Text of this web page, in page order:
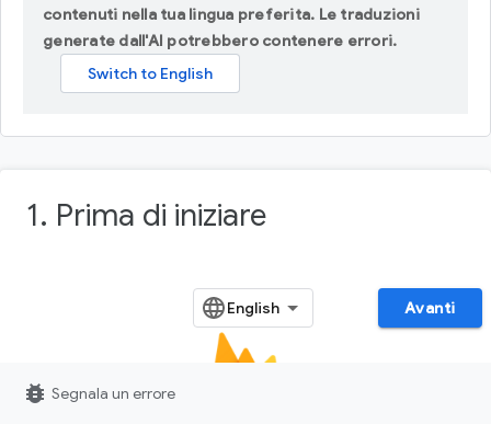
contenuti nella tua lingua preferita. Le traduzioni
generate dall'AI potrebbero contenere errori.
1. Prima di iniziare
Avanti
bug_report Segnala un errore